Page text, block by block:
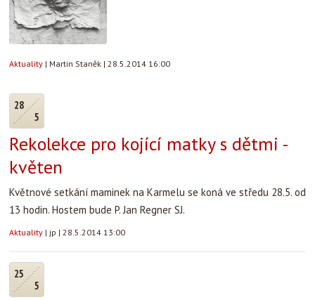
Aktuality | Martin Staněk | 28.5.2014 16:00
28
5
Rekolekce pro kojící matky s dětmi -
květen
Květnové setkání maminek na Karmelu se koná ve středu 28.5. od
13 hodin. Hostem bude P. Jan Regner SJ.
Aktuality | jp | 28.5.2014 13:00
25
5